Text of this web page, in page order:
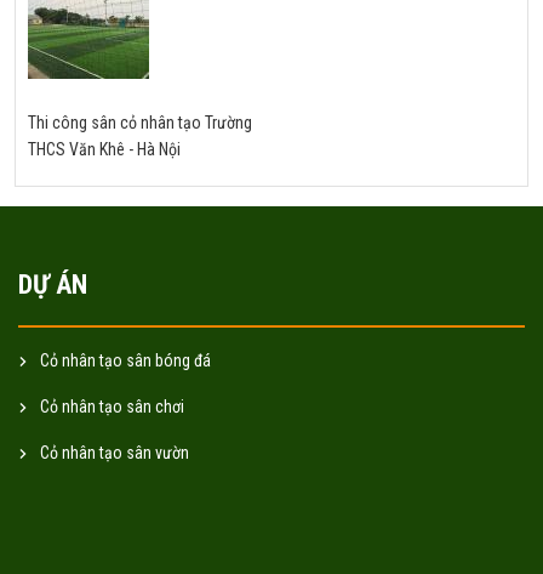
Thi công sân cỏ nhân tạo Trường
THCS Văn Khê - Hà Nội
DỰ ÁN
Cỏ nhân tạo sân bóng đá
Cỏ nhân tạo sân chơi
Cỏ nhân tạo sân vườn